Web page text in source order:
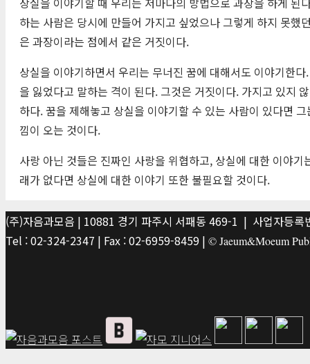
하는 사람은 당시에 만들어 가지고 싶었으나 그렇게 하지 못
은 과장이라는 점에서 같은 거짓이다.
상실을 이야기하면서 우리는 무너진 꿈에 대해서도 이야기한
을 잃었다고 말하는 격이 된다. 그것은 거짓이다. 가지고 있지
하다. 꿈을 제해놓고 상실을 이야기할 수 있는 사람이 있다면
낌이 오는 것이다.
사랑 아닌 것들은 진짜인 사랑을 위협하고, 상실에 대한 이야
래가 없다면 상실에 대한 이야기 또한 불필요할 것이다.
(주)자음과모음 | 10881 경기 파주시 서패동 469-1 | 사업자등
Tel : 02-324-2347 | Fax : 02-6959-8459 | © Jaeum&Moeum